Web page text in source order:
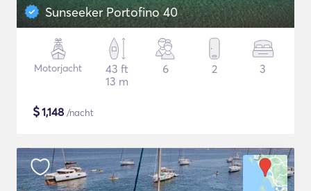
Sunseeker Portofino 40
Motorjacht
43 ft
13 m
6 2 3
$1,148 /nacht